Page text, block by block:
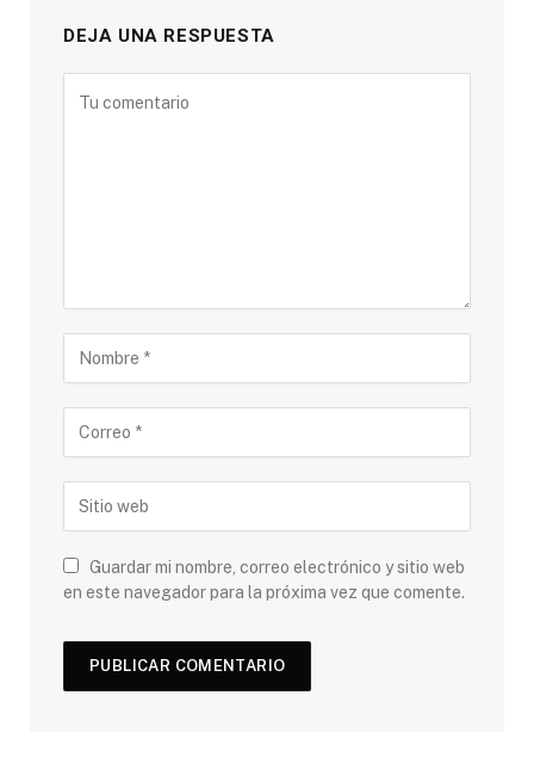
DEJA UNA RESPUESTA
Guardar mi nombre, correo electrónico y sitio web
en este navegador para la próxima vez que comente.